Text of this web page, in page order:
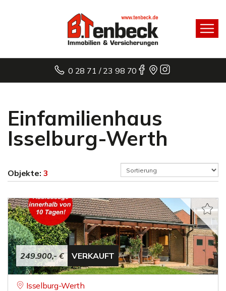
0 28 71 / 23 98 70
Einfamilienhaus
Isselburg-Werth
Objekte: 3
249.900,- € VERKAUFT
Isselburg-Werth